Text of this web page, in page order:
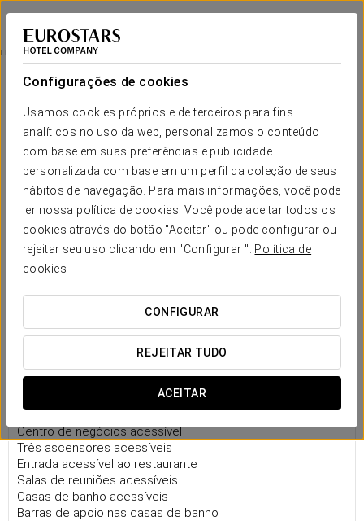
Configurações de cookies
Usamos cookies próprios e de terceiros para fins
analíticos no uso da web, personalizamos o conteúdo
com base em suas preferências e publicidade
personalizada com base em um perfil da coleção de seus
hábitos de navegação. Para mais informações, você pode
ler nossa política de cookies. Você pode aceitar todos os
cookies através do botão "Aceitar" ou pode configurar ou
rejeitar seu uso clicando em "Configurar ". Política de
cookies
CONFIGURAR
REJEITAR TUDO
ACEITAR
Eurostars Langford
MIAMI
Acessibilidade
Acessibilidade geral no hotel
Portas com uma largura mínima de 92 cm
Corredores com uma largura mínima de 127 cm
Centro de negócios acessível
Três ascensores acessíveis
Entrada acessível ao restaurante
Salas de reuniões acessíveis
Casas de banho acessíveis
Barras de apoio nas casas de banho